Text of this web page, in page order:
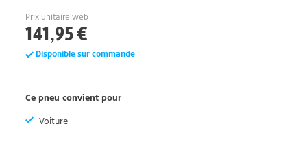
Prix unitaire web
141,95 €
Disponible sur commande
Ce pneu convient pour
Voiture